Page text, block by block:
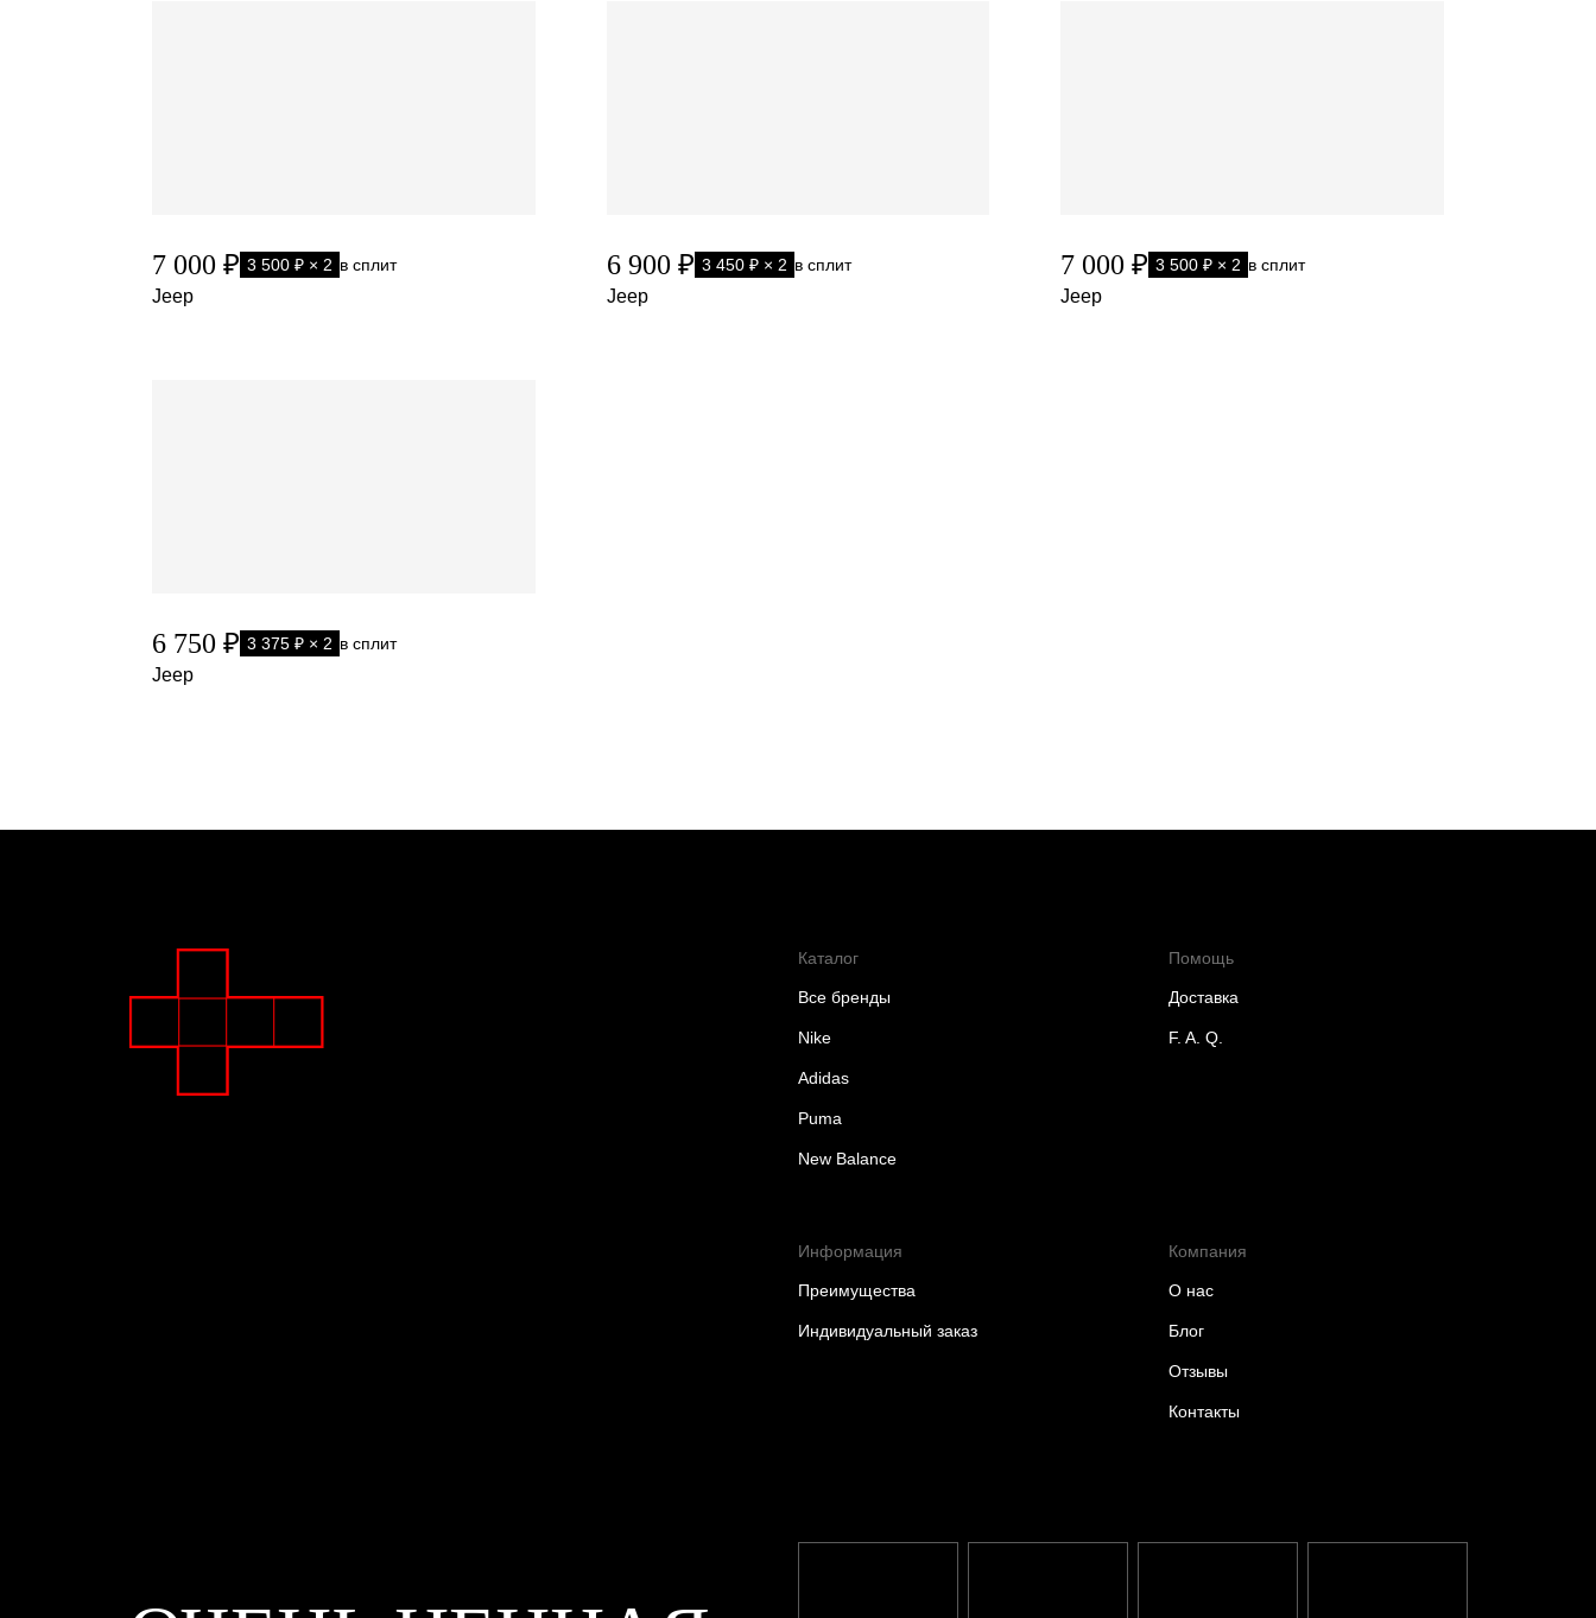
7 000 ₽ 3 500 ₽ × 2 в сплит
Jeep
6 900 ₽ 3 450 ₽ × 2 в сплит
Jeep
7 000 ₽ 3 500 ₽ × 2 в сплит
Jeep
6 750 ₽ 3 375 ₽ × 2 в сплит
Jeep
Каталог
Все бренды
Nike
Adidas
Puma
New Balance
Помощь
Доставка
F. A. Q.
Информация
Преимущества
Индивидуальный заказ
Компания
О нас
Блог
Отзывы
Контакты